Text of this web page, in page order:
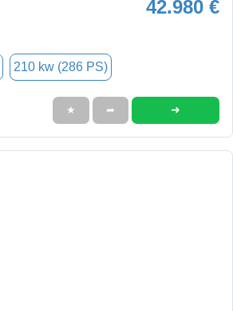
42.980 €
210 kw (286 PS)
★ ➦ ➜